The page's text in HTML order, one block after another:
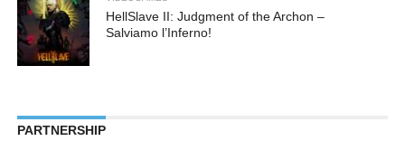
HellSlave II: Judgment of the Archon –
Salviamo l’Inferno!
PARTNERSHIP